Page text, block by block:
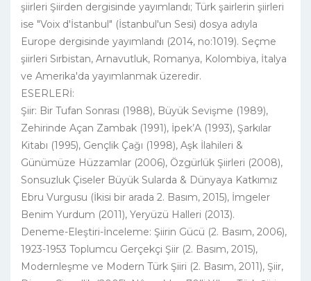
şiirleri Şiirden dergisinde yayımlandı; Türk şairlerin şiirleri
ise "Voix d'İstanbul" (İstanbul'un Sesi) dosya adıyla
Europe dergisinde yayımlandı (2014, no:1019). Seçme
şiirleri Sırbistan, Arnavutluk, Romanya, Kolombiya, İtalya
ve Amerika'da yayımlanmak üzeredir.
ESERLERİ:
Şiir: Bir Tufan Sonrası (1988), Büyük Sevişme (1989),
Zehirinde Açan Zambak (1991), İpek’A (1993), Şarkılar
Kitabı (1995), Gençlik Çağı (1998), Aşk İlahileri &
Günümüze Hüzzamlar (2006), Özgürlük Şiirleri (2008),
Sonsuzluk Çiseler Büyük Sularda & Dünyaya Katkımız
Ebru Vurgusu (İkisi bir arada 2. Basım, 2015), İmgeler
Benim Yurdum (2011), Yeryüzü Halleri (2013).
Deneme-Eleştiri-İnceleme: Şiirin Gücü (2. Basım, 2006),
1923-1953 Toplumcu Gerçekçi Şiir (2. Basım, 2015),
Modernleşme ve Modern Türk Şiiri (2. Basım, 2011), Şiir,